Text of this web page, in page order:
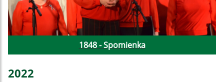
1848 - Spomienka
2022